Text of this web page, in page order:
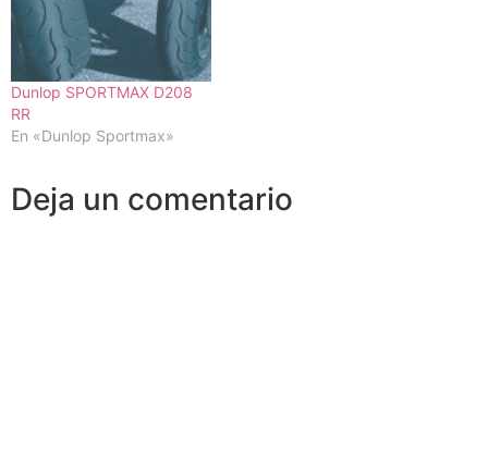
Dunlop SPORTMAX D208
RR
En «Dunlop Sportmax»
Deja un comentario